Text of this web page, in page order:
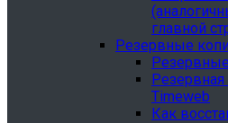
главной
Резервные
Резервная
Timeweb
Как